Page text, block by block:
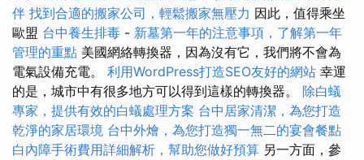
伴 找到合適的搬家公司，輕鬆搬家無壓力 因此，值得乘坐
歐盟 台中養生排毒 - 新墓第一年的注意事項，了解第一年
管理的重點 美國網絡轉換器，因為沒有它，我們將不會為
電氣設備充電。 利用WordPress打造SEO友好的網站 幸運
的是，城市中有很多地方可以得到這樣的轉換器。 除白蟻
專家，提供有效的白蟻處理方案 台中居家清潔，為您打造
乾淨的家居環境 台中外燴，為您打造獨一無二的宴會餐點
白內障手術費用詳細解析，幫助您做好預算 另一方面，參